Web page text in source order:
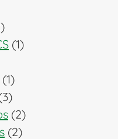
2
productos
11
11
producto
33
productos
22
productos
22